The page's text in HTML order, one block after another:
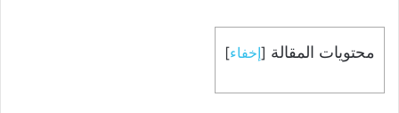
محتويات المقالة [إخفاء]